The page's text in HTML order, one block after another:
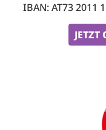
IBAN: AT73 2011